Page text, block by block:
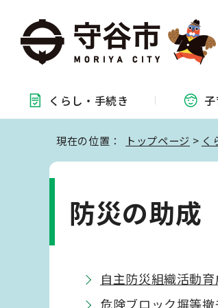
くらし・ 手続き
現在の位置： トップページ > く
防災の助成
自主防災組織活動
危険ブロック塀等